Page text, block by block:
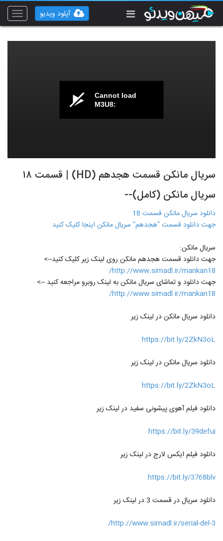
Toggle
آپلود ویدیو
Cannot load
M3U8:
سریال مانکن قسمت هجدهم (HD) | قسمت ۱۸
سریال مانکن (کامل)--
دانلود سریال مانکن قسمت 18
جهت دانلود قسمت "هجدهم" سریال مانکن اینجا کلیک کنید
سریال مانکن:
جهت دانلود قسمت هجدهم مانکن روی لینک زیر کلیک کنید-->
http://www.simadl.ir/mankan18/
جهت دانلود و تماشای سریال مانکن به لینک روبرو مراجعه کنید -->
http://www.simadl.ir/mankan18/
دانلود سریال مانکن در لینک زیر
https://bit.ly/2ZkN3oL
دانلود سریال مانکن در لینک زیر
https://bit.ly/2ZkN3oL
دانلود فیلم آهوی پیشونی سفید در لینک زیر
https://bit.ly/39defui
دانلود فیلم ایکس لارج در لینک زیر
https://bit.ly/3768blv
دانلود سریال در قسمت 3 در لینک زیر
http://www.simadl.ir/serial-del-3/